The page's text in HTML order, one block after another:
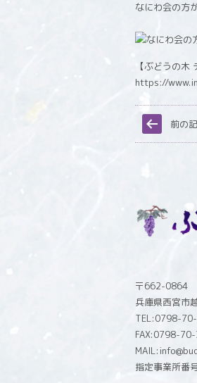
なにわ会の方
【ぶどうの木
https://
前の
〒662-0864
兵庫県西宮市
TEL:0798-
FAX:0798-
指定事業所番